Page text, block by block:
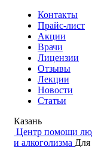
Контакты
Прайс-лист
Акции
Врачи
Лицензии
Отзывы
Лекции
Новости
Статьи
Казань
Центр помощи
и алкоголизма Для